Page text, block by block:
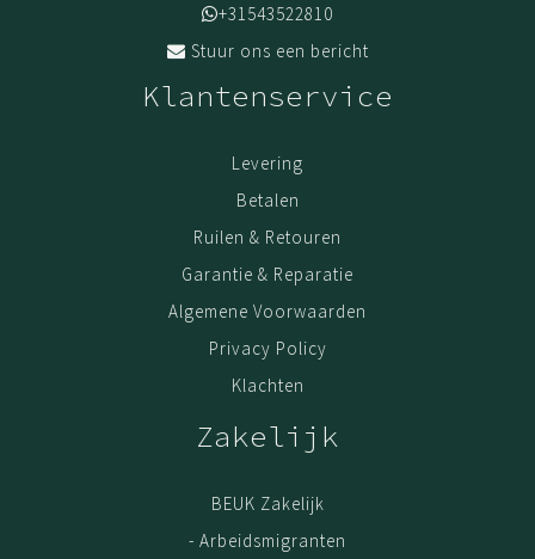
+31543522810
Stuur ons een bericht
Klantenservice
Levering
Betalen
Ruilen & Retouren
Garantie & Reparatie
Algemene Voorwaarden
Privacy Policy
Klachten
Zakelijk
BEUK Zakelijk
- Arbeidsmigranten